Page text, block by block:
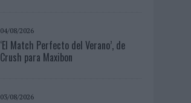
04/08/2026
‘El Match Perfecto del Verano’, de
Crush para Maxibon
03/08/2026